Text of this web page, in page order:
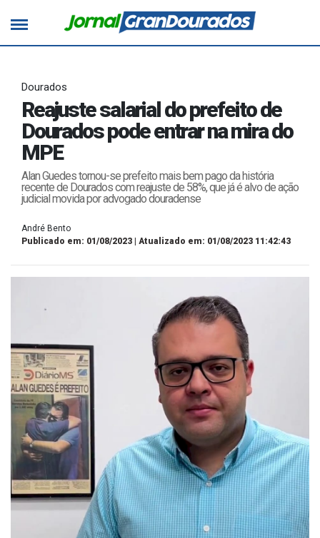
Dourados
Reajuste salarial do prefeito de
Dourados pode entrar na mira do
MPE
Alan Guedes tornou-se prefeito mais bem pago da história
recente de Dourados com reajuste de 58%, que já é alvo de ação
judicial movida por advogado douradense
André Bento
Publicado em: 01/08/2023 | Atualizado em: 01/08/2023 11:42:43